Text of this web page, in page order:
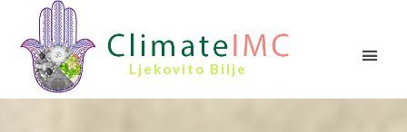
Ljekovito Bilje